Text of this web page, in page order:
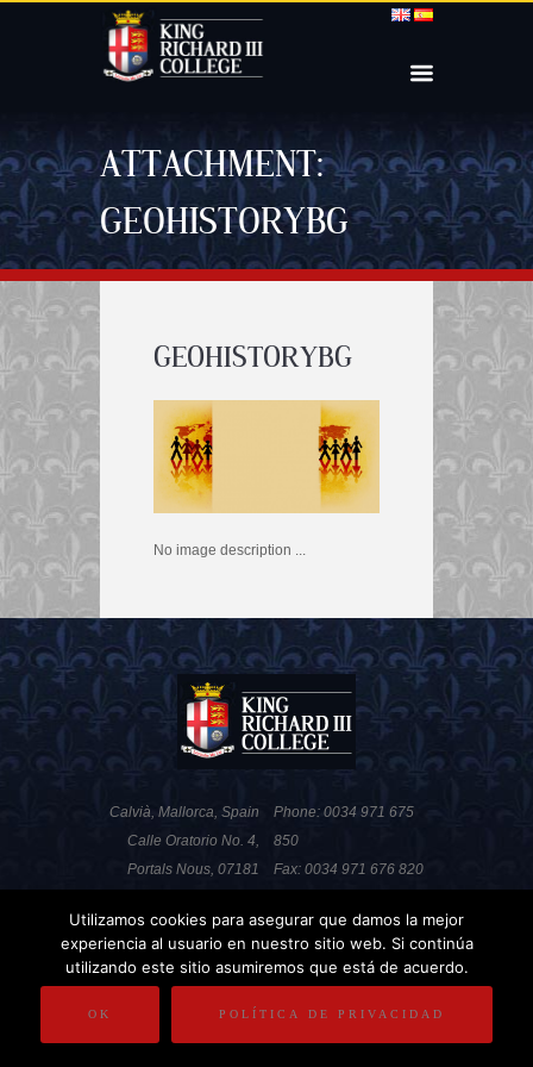
ATTACHMENT:
GEOHISTORYBG
GEOHISTORYBG
No image description ...
Phone: 0034 971 675
850
Fax: 0034 971 676 820
Calvià, Mallorca, Spain
Calle Oratorio No. 4,
Portals Nous, 07181
COPYRIGHT
Utilizamos cookies para asegurar que damos la mejor
experiencia al usuario en nuestro sitio web. Si continúa
utilizando este sitio asumiremos que está de acuerdo.
OK POLÍTICA DE PRIVACIDAD